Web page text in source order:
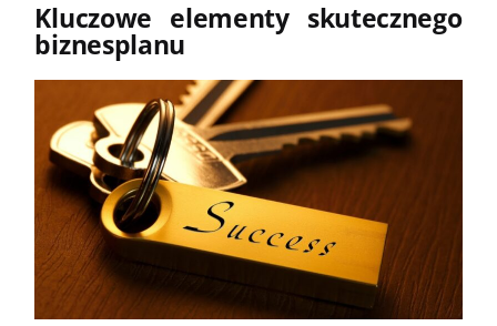
Kluczowe elementy skutecznego
biznesplanu